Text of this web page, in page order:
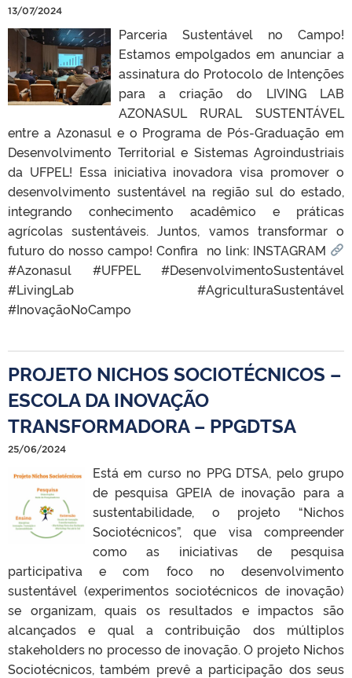
13/07/2024
Parceria Sustentável no Campo!
Estamos empolgados em anunciar a
assinatura do Protocolo de Intenções
para a criação do LIVING LAB
AZONASUL RURAL SUSTENTÁVEL
entre a Azonasul e o Programa de Pós-Graduação em
Desenvolvimento Territorial e Sistemas Agroindustriais
da UFPEL! Essa iniciativa inovadora visa promover o
desenvolvimento sustentável na região sul do estado,
integrando conhecimento acadêmico e práticas
agrícolas sustentáveis. Juntos, vamos transformar o
futuro do nosso campo! Confira no link: INSTAGRAM
#Azonasul #UFPEL #DesenvolvimentoSustentável
#LivingLab #AgriculturaSustentável
#InovaçãoNoCampo
PROJETO NICHOS SOCIOTÉCNICOS –
ESCOLA DA INOVAÇÃO
TRANSFORMADORA – PPGDTSA
25/06/2024
Está em curso no PPG DTSA, pelo grupo
de pesquisa GPEIA de inovação para a
sustentabilidade, o projeto “Nichos
Sociotécnicos”, que visa compreender
como as iniciativas de pesquisa
participativa e com foco no desenvolvimento
sustentável (experimentos sociotécnicos de inovação)
se organizam, quais os resultados e impactos são
alcançados e qual a contribuição dos múltiplos
stakeholders no processo de inovação. O projeto Nichos
Sociotécnicos, também prevê a participação dos seus